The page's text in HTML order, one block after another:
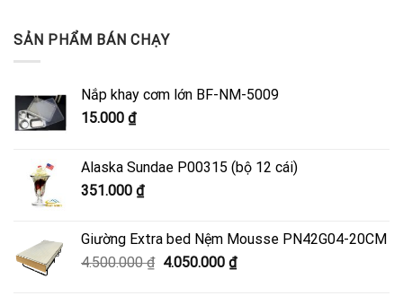
SẢN PHẨM BÁN CHẠY
Nắp khay cơm lớn BF-NM-5009
15.000 ₫
Alaska Sundae P00315 (bộ 12 cái)
351.000 ₫
Giường Extra bed Nệm Mousse PN42G04-20CM
4.500.000₫ Giá
4.050.000 ₫Giá